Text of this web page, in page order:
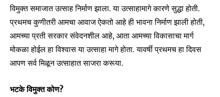
विमुक्त समाजात उत्साह निर्माण झाला. या उत्साहामागे कारणे सुद्धा होती.
प्रथमच कुणीतरी आमचा आवाज ऐकतो आहे ही भावना निर्माण झाली होती,
आमच्या प्रती सरकार संवेदनशील आहे, आता आमच्या विकासाचा मार्ग
मोकळा होईल हा विश्वास या उत्साहा मागे होता. यावर्षी प्रथमच हा दिवस
आपण सर्व मिळून उत्साहात साजरा करूया.
भटके विमुक्त कोण?